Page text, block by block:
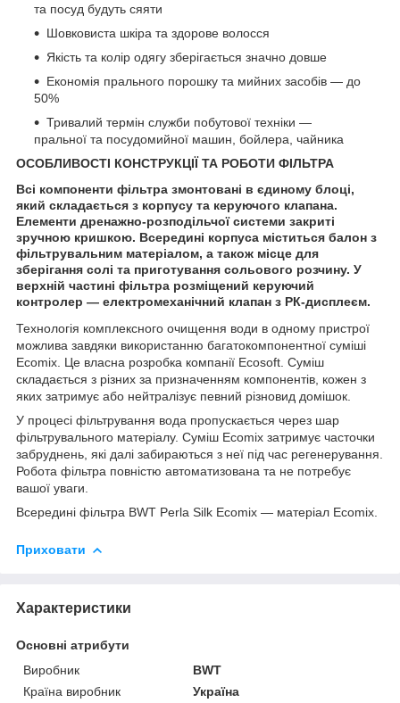
та посуд будуть сяяти
Шовковиста шкіра та здорове волосся
Якість та колір одягу зберігається значно довше
Економія прального порошку та мийних засобів — до
50%
Тривалий термін служби побутової техніки —
пральної та посудомийної машин, бойлера, чайника
ОСОБЛИВОСТІ КОНСТРУКЦІЇ ТА РОБОТИ ФІЛЬТРА
Всі компоненти фільтра змонтовані в єдиному блоці,
який складається з корпусу та керуючого клапана.
Елементи дренажно-розподільчої системи закриті
зручною кришкою. Всередині корпуса міститься балон з
фільтрувальним матеріалом, а також місце для
зберігання солі та приготування сольового розчину. У
верхній частині фільтра розміщений керуючий
контролер — електромеханічний клапан з РК-дисплеєм.
Технологія комплексного очищення води в одному пристрої
можлива завдяки використанню багатокомпонентної суміші
Ecomix. Це власна розробка компанії Ecosoft. Суміш
складається з різних за призначенням компонентів, кожен з
яких затримує або нейтралізує певний різновид домішок.
У процесі фільтрування вода пропускається через шар
фільтрувального матеріалу. Суміш Ecomix затримує часточки
забруднень, які далі забираються з неї під час регенерування.
Робота фільтра повністю автоматизована та не потребує
вашої уваги.
Всередині фільтра BWT Perla Silk Ecomix — матеріал Ecomix.
Приховати
Характеристики
Основні атрибути
Виробник
BWT
Країна виробник
Україна